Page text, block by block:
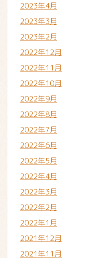
2023年4月
2023年3月
2023年2月
2022年12月
2022年11月
2022年10月
2022年9月
2022年8月
2022年7月
2022年6月
2022年5月
2022年4月
2022年3月
2022年2月
2022年1月
2021年12月
2021年11月